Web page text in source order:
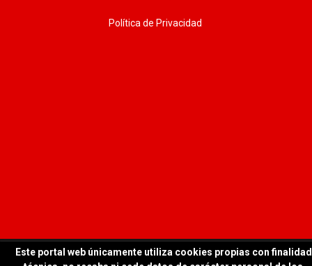
Política de Privacidad
© 2026 WORKTEAM | Todos los derechos reservados
Este portal web únicamente utiliza cookies propias con finalidad